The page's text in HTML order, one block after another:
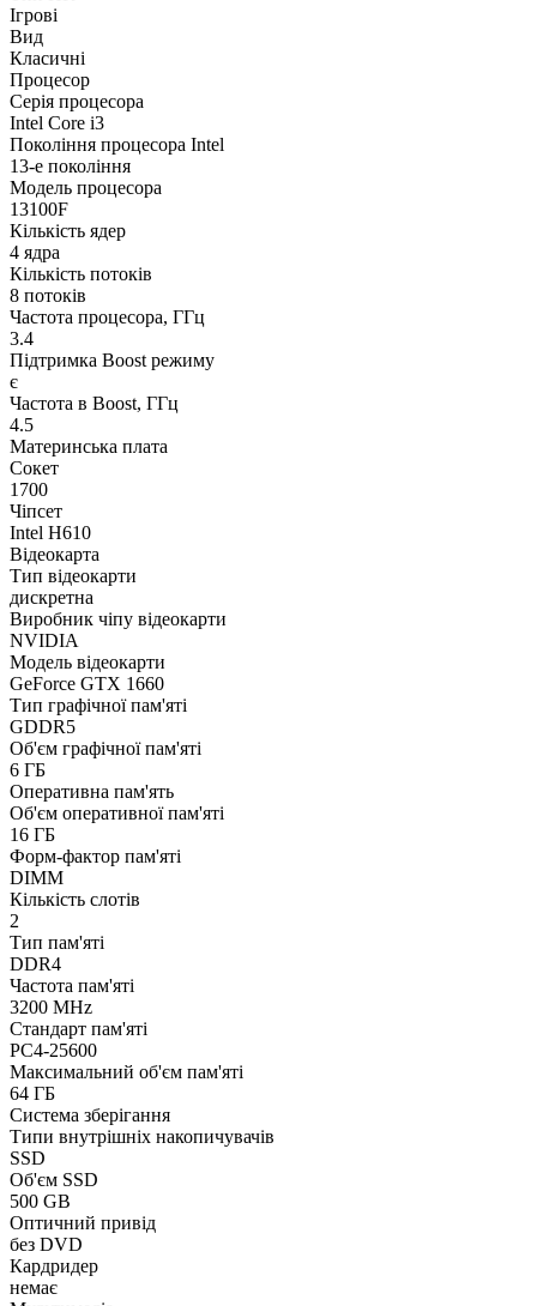
Ігрові
Вид
Класичні
Процесор
Серія процесора
Intel Core i3
Покоління процесора Intel
13-е покоління
Модель процесора
13100F
Кількість ядер
4 ядра
Кількість потоків
8 потоків
Частота процесора, ГГц
3.4
Підтримка Boost режиму
є
Частота в Boost, ГГц
4.5
Материнська плата
Сокет
1700
Чіпсет
Intel H610
Відеокарта
Тип відеокарти
дискретна
Виробник чіпу відеокарти
NVIDIA
Модель відеокарти
GeForce GTX 1660
Тип графічної пам'яті
GDDR5
Об'єм графічної пам'яті
6 ГБ
Оперативна пам'ять
Об'єм оперативної пам'яті
16 ГБ
Форм-фактор пам'яті
DIMM
Кількість слотів
2
Тип пам'яті
DDR4
Частота пам'яті
3200 MHz
Стандарт пам'яті
PC4-25600
Максимальний об'єм пам'яті
64 ГБ
Система зберігання
Типи внутрішніх накопичувачів
SSD
Об'єм SSD
500 GB
Оптичний привід
без DVD
Кардридер
немає